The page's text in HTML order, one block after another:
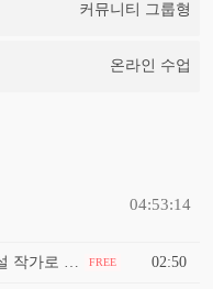
커뮤니티 그룹형
온라인 수업
04:53:14
FREE 02:50